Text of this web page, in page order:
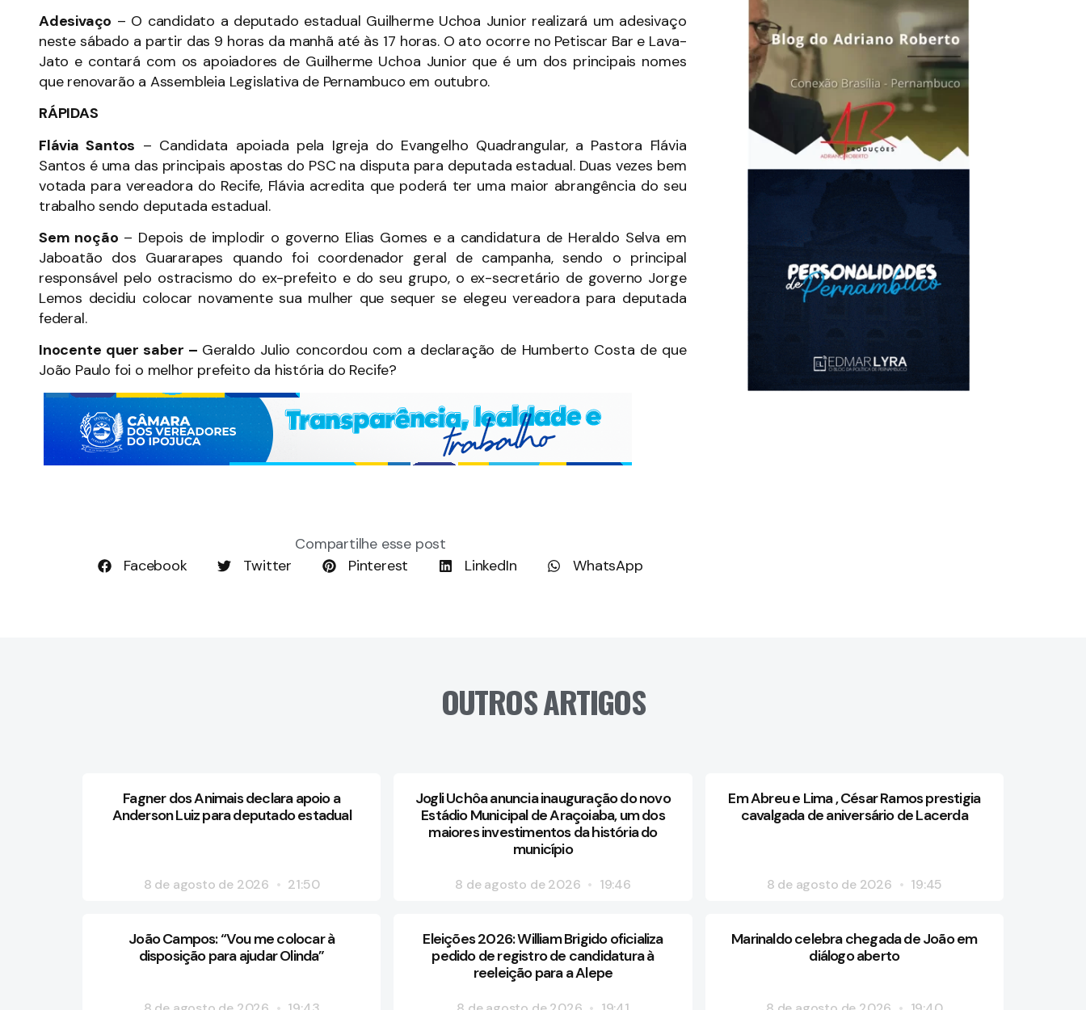
Adesivaço – O candidato a deputado estadual Guilherme Uchoa Junior realizará um adesivaço
neste sábado a partir das 9 horas da manhã até às 17 horas. O ato ocorre no Petiscar Bar e Lava-
Jato e contará com os apoiadores de Guilherme Uchoa Junior que é um dos principais nomes
que renovarão a Assembleia Legislativa de Pernambuco em outubro.
RÁPIDAS
Flávia Santos – Candidata apoiada pela Igreja do Evangelho Quadrangular, a Pastora Flávia
Santos é uma das principais apostas do PSC na disputa para deputada estadual. Duas vezes bem
votada para vereadora do Recife, Flávia acredita que poderá ter uma maior abrangência do seu
trabalho sendo deputada estadual.
Sem noção – Depois de implodir o governo Elias Gomes e a candidatura de Heraldo Selva em
Jaboatão dos Guararapes quando foi coordenador geral de campanha, sendo o principal
responsável pelo ostracismo do ex-prefeito e do seu grupo, o ex-secretário de governo Jorge
Lemos decidiu colocar novamente sua mulher que sequer se elegeu vereadora para deputada
federal.
Inocente quer saber – Geraldo Julio concordou com a declaração de Humberto Costa de que
João Paulo foi o melhor prefeito da história do Recife?
Compartilhe esse post
Facebook
Twitter Pinterest LinkedIn WhatsApp
OUTROS ARTIGOS
Fagner dos Animais declara apoio a
Anderson Luiz para deputado estadual
8 de agosto de 2026 21:50
Jogli Uchôa anuncia inauguração do novo
Estádio Municipal de Araçoiaba, um dos
maiores investimentos da história do
município
8 de agosto de 2026 19:46
Em Abreu e Lima , César Ramos prestigia
cavalgada de aniversário de Lacerda
8 de agosto de 2026 19:45
João Campos: “Vou me colocar à
disposição para ajudar Olinda”
Eleições 2026: William Brigido oficializa
pedido de registro de candidatura à
reeleição para a Alepe
Marinaldo celebra chegada de João em
diálogo aberto